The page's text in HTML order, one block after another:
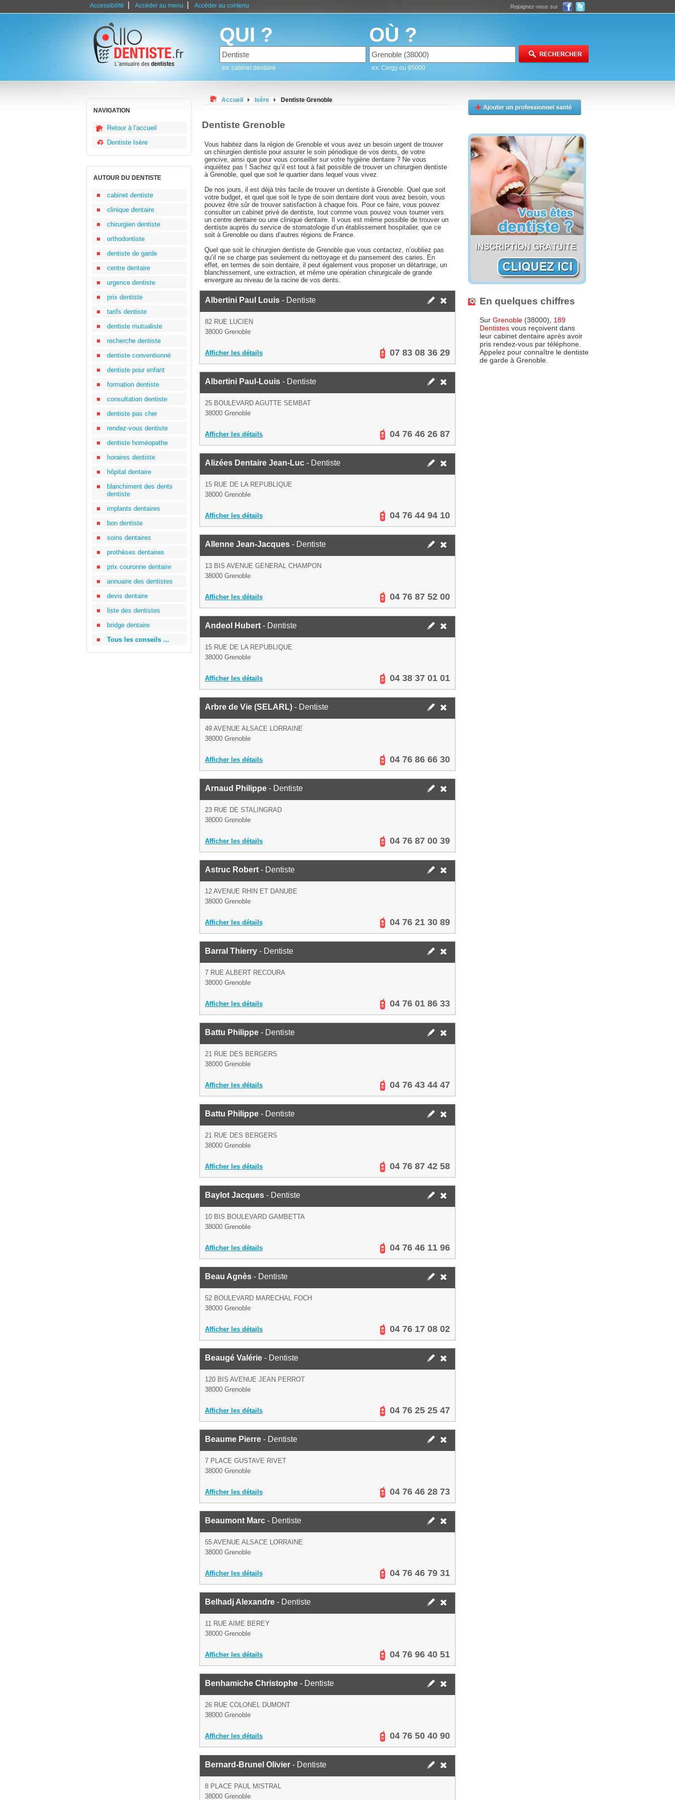
Accessibilité Accéder au menu Accéder au contenu Rejoignez-nous sur
QUI ?
ex: cabinet dentaire
OÙ ?
ex: Cergy ou 95000
NAVIGATION
Retour à l'accueil
Dentiste Isère
AUTOUR DU DENTISTE
cabinet dentiste
clinique dentaire
chirurgien dentiste
orthodontiste
dentiste de garde
centre dentaire
urgence dentiste
prix dentiste
tarifs dentiste
dentiste mutualiste
recherche dentiste
dentiste conventionné
dentiste pour enfant
formation dentiste
consultation dentiste
dentiste pas cher
rendez-vous dentiste
dentiste homéopathe
horaires dentiste
hôpital dentaire
blanchiment des dents
dentiste
implants dentaires
bon dentiste
soins dentaires
prothèses dentaires
prix couronne dentaire
annuaire des dentistes
devis dentaire
liste des dentistes
bridge dentaire
Tous les conseils ...
Accueil Isère Dentiste Grenoble
Dentiste Grenoble
Vous habitez dans la région de Grenoble et vous avez un besoin urgent de trouver
un chirurgien dentiste pour assurer le soin périodique de vos dents, de votre
gencive, ainsi que pour vous conseiller sur votre hygiène dentaire ? Ne vous
inquiétez pas ! Sachez qu’il est tout à fait possible de trouver un chirurgien dentiste
à Grenoble, quel que soit le quartier dans lequel vous vivez.
De nos jours, il est déjà très facile de trouver un dentiste à Grenoble. Quel que soit
votre budget, et quel que soit le type de soin dentaire dont vous avez besoin, vous
pouvez être sûr de trouver satisfaction à chaque fois. Pour ce faire, vous pouvez
consulter un cabinet privé de dentiste, tout comme vous pouvez vous tourner vers
un centre dentaire ou une clinique dentaire. Il vous est même possible de trouver un
dentiste auprès du service de stomatologie d’un établissement hospitalier, que ce
soit à Grenoble ou dans d’autres régions de France.
Quel que soit le chirurgien dentiste de Grenoble que vous contactez, n’oubliez pas
qu’il ne se charge pas seulement du nettoyage et du pansement des caries. En
effet, en termes de soin dentaire, il peut également vous proposer un détartrage, un
blanchissement, une extraction, et même une opération chirurgicale de grande
envergure au niveau de la racine de vos dents.
Albertini Paul Louis - Dentiste
82 RUE LUCIEN
38000 Grenoble
Afficher les détails 07 83 08 36 29
Albertini Paul-Louis - Dentiste
25 BOULEVARD AGUTTE SEMBAT
38000 Grenoble
Afficher les détails 04 76 46 26 87
Alizées Dentaire Jean-Luc - Dentiste
15 RUE DE LA REPUBLIQUE
38000 Grenoble
Afficher les détails 04 76 44 94 10
Allenne Jean-Jacques - Dentiste
13 BIS AVENUE GENERAL CHAMPON
38000 Grenoble
Afficher les détails 04 76 87 52 00
Andeol Hubert - Dentiste
15 RUE DE LA REPUBLIQUE
38000 Grenoble
Afficher les détails 04 38 37 01 01
Arbre de Vie (SELARL) - Dentiste
49 AVENUE ALSACE LORRAINE
38000 Grenoble
Afficher les détails 04 76 86 66 30
Arnaud Philippe - Dentiste
23 RUE DE STALINGRAD
38000 Grenoble
Afficher les détails 04 76 87 00 39
Astruc Robert - Dentiste
12 AVENUE RHIN ET DANUBE
38000 Grenoble
Afficher les détails 04 76 21 30 89
Barral Thierry - Dentiste
7 RUE ALBERT RECOURA
38000 Grenoble
Afficher les détails 04 76 01 86 33
Battu Philippe - Dentiste
21 RUE DES BERGERS
38000 Grenoble
Afficher les détails 04 76 43 44 47
Battu Philippe - Dentiste
21 RUE DES BERGERS
38000 Grenoble
Afficher les détails 04 76 87 42 58
Baylot Jacques - Dentiste
10 BIS BOULEVARD GAMBETTA
38000 Grenoble
Afficher les détails 04 76 46 11 96
Beau Agnès - Dentiste
52 BOULEVARD MARECHAL FOCH
38000 Grenoble
Afficher les détails 04 76 17 08 02
Beaugé Valérie - Dentiste
120 BIS AVENUE JEAN PERROT
38000 Grenoble
Afficher les détails 04 76 25 25 47
Beaume Pierre - Dentiste
7 PLACE GUSTAVE RIVET
38000 Grenoble
Afficher les détails 04 76 46 28 73
Beaumont Marc - Dentiste
55 AVENUE ALSACE LORRAINE
38000 Grenoble
Afficher les détails 04 76 46 79 31
Belhadj Alexandre - Dentiste
11 RUE AIME BEREY
38000 Grenoble
Afficher les détails 04 76 96 40 51
Benhamiche Christophe - Dentiste
26 RUE COLONEL DUMONT
38000 Grenoble
Afficher les détails 04 76 50 40 90
Bernard-Brunel Olivier - Dentiste
8 PLACE PAUL MISTRAL
38000 Grenoble
En quelques chiffres
Sur Grenoble (38000), 189
Dentistes vous reçoivent dans
leur cabinet dentaire après avoir
pris rendez-vous par téléphone.
Appelez pour connaître le dentiste
de garde à Grenoble.